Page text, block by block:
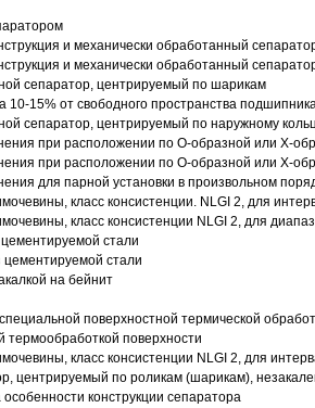
и механически обработанный
и механически обработанный
сепаратор, центрируемый по шарикам
10-15% от свободного пространства
сепаратор, центрируемый по наружному
при расположении по О-образной или Х-
при расположении по О-образной или Х-
для парной установки в произвольном
класс консистенции. NLGI 2, для
класс консистенции NLGI 2, для
стали
цементируемой стали
на бейнит
поверхностной термической
термообработкой поверхности
класс консистенции NLGI 2, для
центрируемый по роликам (шарикам),
конструкции сепаратора